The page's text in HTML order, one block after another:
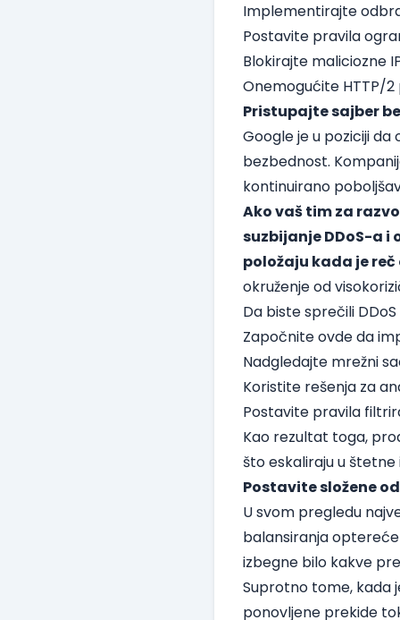
Implementirajte
Postavite pravila
Blokirajte maliciozne
Onemogućite HTTP/
Pristupajte sajber
Google je u poziciji
bezbednost.
kontinuirano
Ako vaš tim za
suzbijanje DDoS-a
položaju kada je
okruženje od
Da biste sprečili
Započnite ovde da
Nadgledajte mrežni
Koristite rešenja za
Postavite pravila
Kao rezultat toga,
što eskaliraju u štetne
Postavite složene
U svom pregledu
balansiranja
izbegne bilo kakve
Suprotno tome, kada
ponovljene prekide